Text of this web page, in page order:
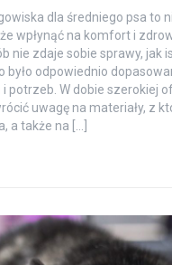
dla średniego psa to
wpłynąć na komfort i
nie zdaje sobie sprawy, jak
było odpowiednio
potrzeb. W dobie szerokiej
uwagę na materiały, z
a także na […]